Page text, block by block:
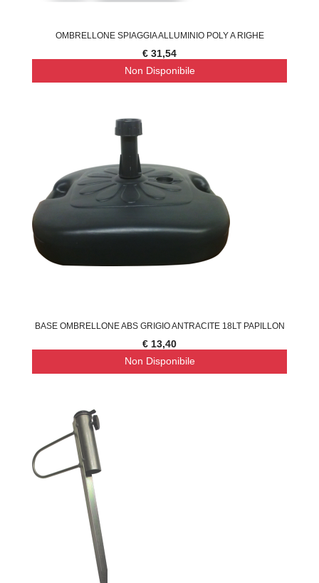
OMBRELLONE SPIAGGIA ALLUMINIO POLY A RIGHE
€ 31,54
Non Disponibile
BASE OMBRELLONE ABS GRIGIO ANTRACITE 18LT PAPILLON
€ 13,40
Non Disponibile